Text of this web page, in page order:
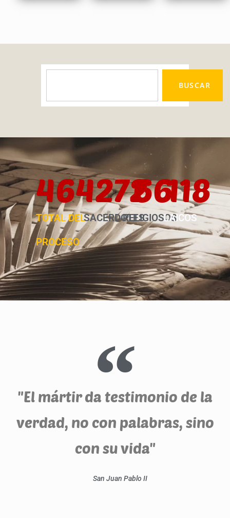
BUSCAR
TOTAL DEL
PROCESO
464
SACERDOTES
272
RELIGIOSOS
69
LAICOS
123
"El mártir da testimonio de la
verdad, no con palabras, sino
con su vida"
San Juan Pablo II